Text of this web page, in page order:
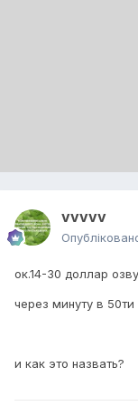
vvvvv
ок.14-30 доллар
через минуту в
и как это назвать?